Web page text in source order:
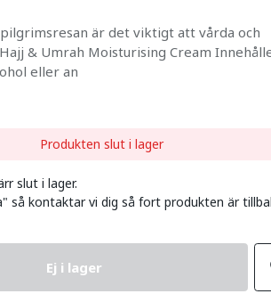
är det viktigt att vårda och
& Umrah Moisturising Cream
eller an
Produkten slut i lager
slut i lager.
så kontaktar vi dig så fort produkten är
Ej i lager